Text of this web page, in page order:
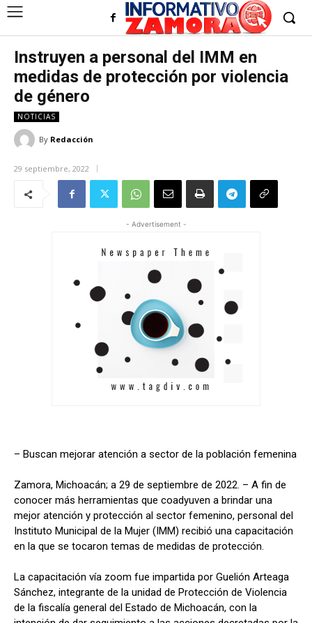
Instruyen a personal del IMM en
medidas de protección por violencia
de género
NOTICIAS
By Redacción
29 septiembre, 2022
- Advertisement -
– Buscan mejorar atención a sector de la población femenina
Zamora, Michoacán; a 29 de septiembre de 2022. – A fin de
conocer más herramientas que coadyuven a brindar una
mejor atención y protección al sector femenino, personal del
Instituto Municipal de la Mujer (IMM) recibió una capacitación
en la que se tocaron temas de medidas de protección.
La capacitación vía zoom fue impartida por Guelión Arteaga
Sánchez, integrante de la unidad de Protección de Violencia
de la fiscalía general del Estado de Michoacán, con la